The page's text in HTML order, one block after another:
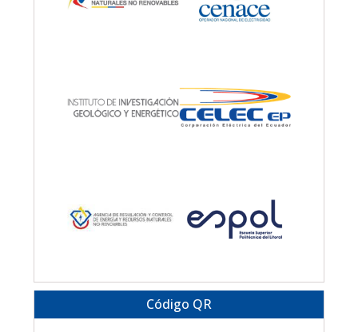
Código QR